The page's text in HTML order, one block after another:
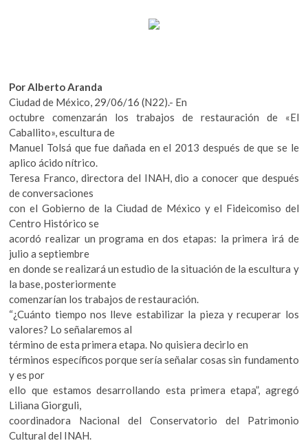
Por Alberto Aranda
Ciudad de México, 29/06/16 (N22).- En
octubre comenzarán los trabajos de restauración de «El
Caballito», escultura de
Manuel Tolsá que fue dañada en el 2013 después de que se le
aplico ácido nítrico.
Teresa Franco, directora del INAH, dio a conocer que después
de conversaciones
con el Gobierno de la Ciudad de México y el Fideicomiso del
Centro Histórico se
acordó realizar un programa en dos etapas: la primera irá de
julio a septiembre
en donde se realizará un estudio de la situación de la escultura y
la base, posteriormente
comenzarían los trabajos de restauración.
“¿Cuánto tiempo nos lleve estabilizar la pieza y recuperar los
valores? Lo señalaremos al
término de esta primera etapa. No quisiera decirlo en
términos específicos porque sería señalar cosas sin fundamento
y es por
ello que estamos desarrollando esta primera etapa”, agregó
Liliana Giorguli,
coordinadora Nacional del Conservatorio del Patrimonio
Cultural del INAH.